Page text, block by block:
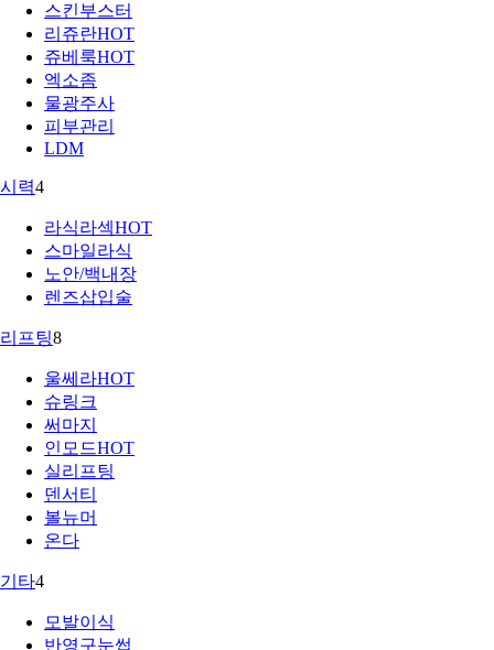
스킨부스터
리쥬란HOT
쥬베룩HOT
엑소좀
물광주사
피부관리
LDM
시력4
라식라섹HOT
스마일라식
노안/백내장
렌즈삽입술
리프팅8
울쎄라HOT
슈링크
써마지
인모드HOT
실리프팅
덴서티
볼뉴머
온다
기타4
모발이식
반영구눈썹